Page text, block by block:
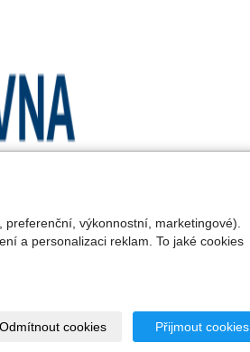
výkonnostní, marketingové).
a personalizaci reklam. To jaké cookies
Odmítnout cookies Přijmout cookies